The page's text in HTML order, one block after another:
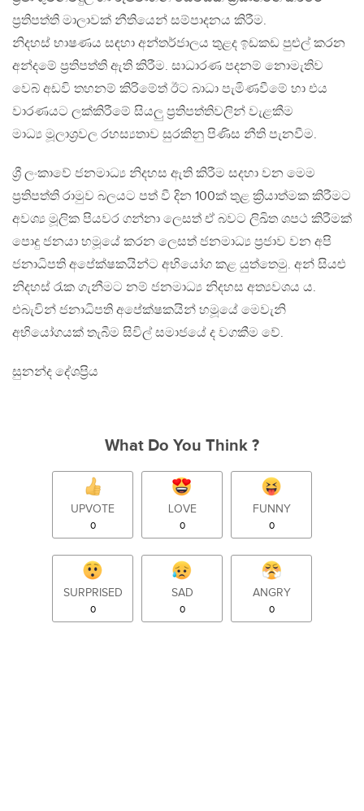
ප්‍රතිපත්ති මාලාවක් නීතියෙන් සම්පාදනය කිරීම.
නිදහස් භාෂණය සඳහා අන්තර්ජාලය තුළද ඉඩකඩ පුළුල් කරන
අන්දමේ ප්‍රතිපත්ති ඇති කිරීම. සාධාරණ පදනම් නොමැතිව
වෙබ් අඩවි තහනම් කිරිමේත් ඊට බාධා පැමිණවීමේ හා එය
වාරණයට ලක්කිරීමේ සියලු ප්‍රතිපත්තිවලින් වැළකීම
මාධ්‍ය මූලාශ්‍රවල රහස්‍යතාව සුරකිනු පිණිස නීති පැනවීම.
ශ්‍රී ලංකාවේ ජනමාධ්‍ය නිදහස ඇති කිරීම සදහා වන මෙම
ප්‍රතිපත්ති රාමුව බලයට පත් වී දින 100ක් තුළ ක්‍රියාත්මක කිරීමට
අවශ්‍ය මූලික පියවර ගන්නා ලෙසත් ඒ බවට ලිඛිත ශපථ කිරීමක්
පොදු ජනයා හමූයේ කරන ලෙසත් ජනමාධ්‍ය ප්‍රජාව වන අපි
ජනාධිපති අපේක්ෂකයින්ට අභියෝග කළ යුත්තෙමු. අන් සියළු
නිදහස් රැක ගැනීමට නම් ජනමාධ්‍ය නිදහස අත්‍යවශය ය.
එබැවින් ජනාධිපති අපේක්ෂකයින් හමූයේ මෙවැනි
අභියෝගයක් තැබීම සිවිල් සමාජයේ ද වගකීම වේ.
සුනන්ද දේශප්‍රිය
What Do You Think ?
UPVOTE
0
LOVE
0
FUNNY
0
SURPRISED
0
SAD
0
ANGRY
0